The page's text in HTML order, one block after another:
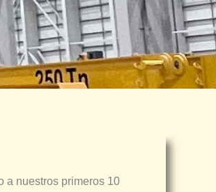
a nuestros primeros 10